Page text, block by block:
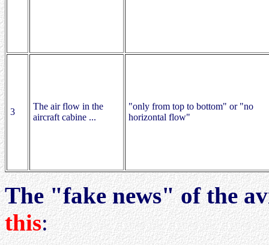
3
The air flow in the
aircraft cabine ...
"only from top to bottom" or "no
horizontal flow"
The "fake news" of the
this: